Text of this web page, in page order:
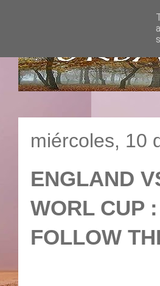
miércoles, 10
ENGLAND
WORL CUP
FOLLOW